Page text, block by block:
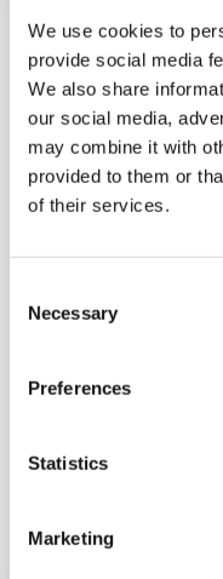
We use cookies to
provide social media
We also share
our social media,
may combine it with
provided to them or
of their services.
Selection
Necessary
Preferences
Statistics
Marketing
MOTEURS
à gaz utilisé pour